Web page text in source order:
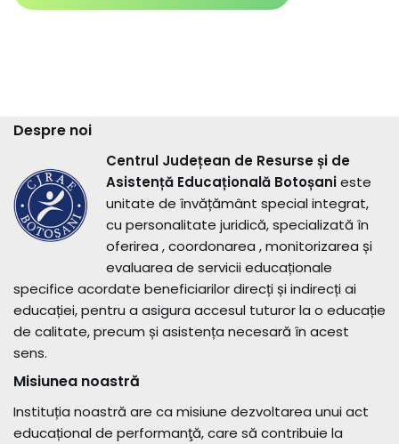
Despre noi
Centrul Județean de Resurse și de
Asistență Educațională Botoșanieste
unitate de învățământ special integrat,
cu personalitate juridică, specializată în
oferirea , coordonarea , monitorizarea și
evaluarea de servicii educaționale
specifice acordate beneficiarilor direcți și indirecți ai
educației, pentru a asigura accesul tuturor la o educație
de calitate, precum și asistența necesară în acest
sens.
Misiunea noastră
Instituția noastră are ca misiune dezvoltarea unui act
educațional de performanţă, care să contribuie la